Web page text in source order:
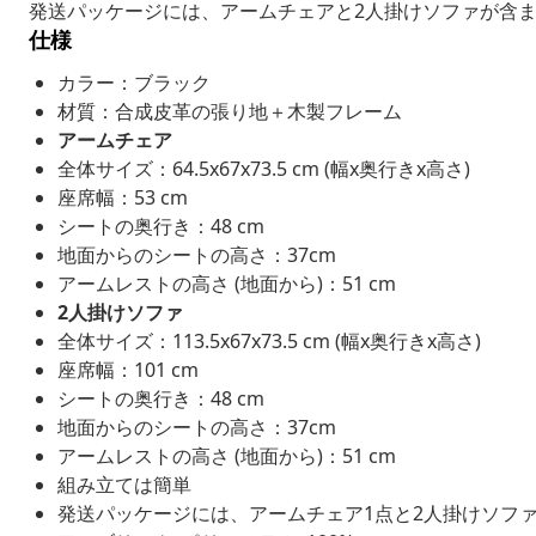
発送パッケージには、アームチェアと2人掛けソファが含ま
仕様
カラー：ブラック
材質：合成皮革の張り地＋木製フレーム
アームチェア
全体サイズ：64.5x67x73.5 cm (幅x奥行きx高さ)
座席幅：53 cm
シートの奥行き：48 cm
地面からのシートの高さ：37cm
アームレストの高さ (地面から)：51 cm
2人掛けソファ
全体サイズ：113.5x67x73.5 cm (幅x奥行きx高さ)
座席幅：101 cm
シートの奥行き：48 cm
地面からのシートの高さ：37cm
アームレストの高さ (地面から)：51 cm
組み立ては簡単
発送パッケージには、アームチェア1点と2人掛けソフ